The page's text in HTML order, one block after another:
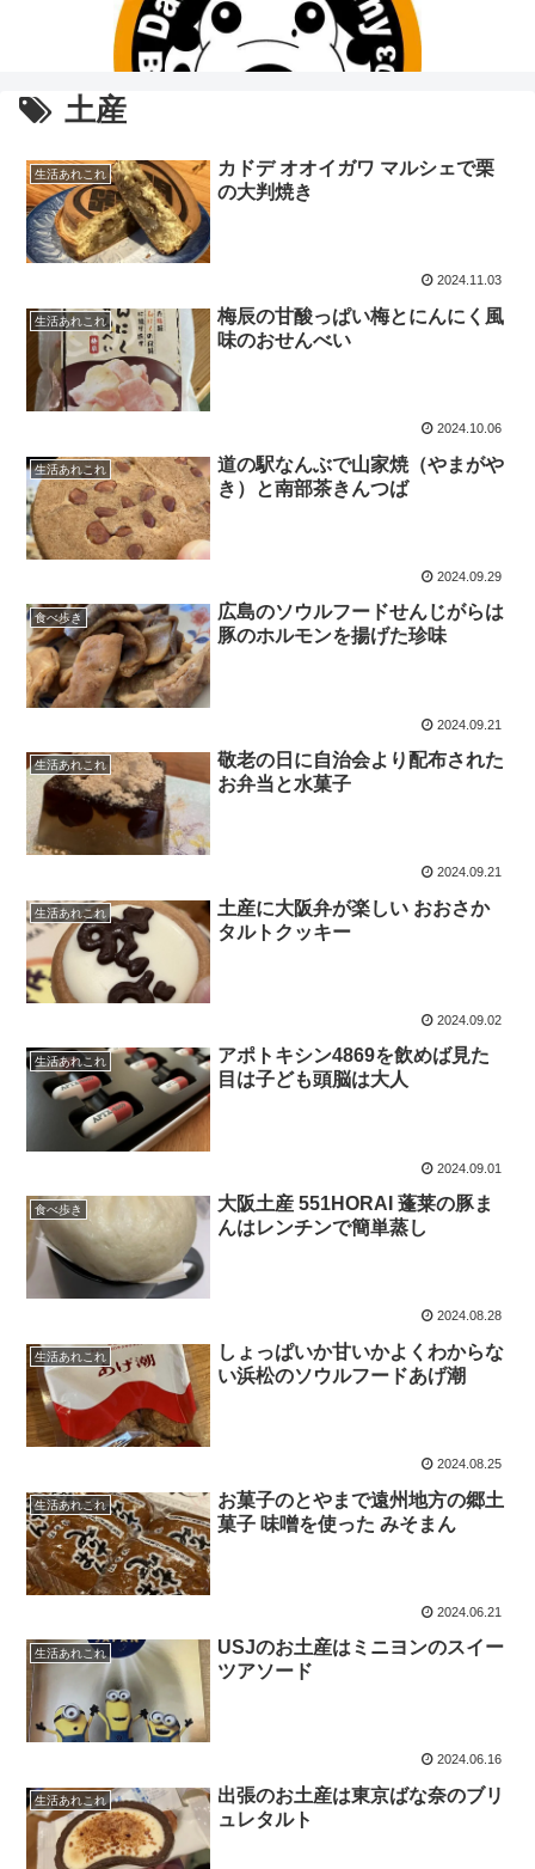
土産
生活あれこれ
カドデ オオイガワ マルシェで栗
の大判焼き
2024.11.03
生活あれこれ
梅辰の甘酸っぱい梅とにんにく風
味のおせんべい
2024.10.06
生活あれこれ
道の駅なんぶで山家焼（やまがや
き）と南部茶きんつば
2024.09.29
食べ歩き
広島のソウルフードせんじがらは
豚のホルモンを揚げた珍味
2024.09.21
生活あれこれ
敬老の日に自治会より配布された
お弁当と水菓子
2024.09.21
生活あれこれ
土産に大阪弁が楽しい おおさか
タルトクッキー
2024.09.02
生活あれこれ
アポトキシン4869を飲めば見た
目は子ども頭脳は大人
2024.09.01
食べ歩き
大阪土産 551HORAI 蓬莱の豚ま
んはレンチンで簡単蒸し
2024.08.28
生活あれこれ
しょっぱいか甘いかよくわからな
い浜松のソウルフードあげ潮
2024.08.25
生活あれこれ
お菓子のとやまで遠州地方の郷土
菓子 味噌を使った みそまん
2024.06.21
生活あれこれ
USJのお土産はミニヨンのスイー
ツアソード
2024.06.16
生活あれこれ
出張のお土産は東京ばな奈のブリ
ュレタルト